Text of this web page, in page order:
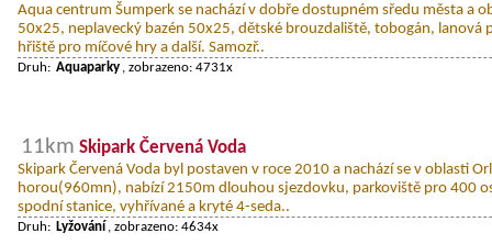
Aqua centrum Šumperk se nachází v dobře dostupném sředu města a
50x25, neplavecký bazén 50x25, dětské brouzdaliště, tobogán, lanová
hřiště pro míčové hry a další. Samozř..
Druh: Aquaparky , zobrazeno: 4731x
11km Skipark Červená Voda
Skipark Červená Voda byl postaven v roce 2010 a nachází se v oblasti
horou(960mn), nabízí 2150m dlouhou sjezdovku, parkoviště pro 400
spodní stanice, vyhřívané a kryté 4-seda..
Druh: Lyžování , zobrazeno: 4634x